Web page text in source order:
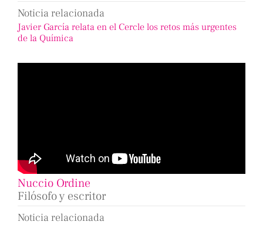
Noticia relacionada
Javier García relata en el Cercle los retos más urgentes
de la Química
Nuccio Ordine
Filósofo y escritor
Noticia relacionada